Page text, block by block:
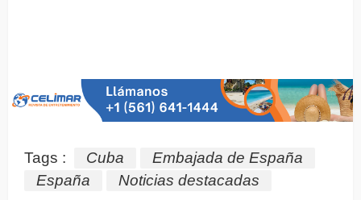
Tags : Cuba
Embajada de España
España
Noticias destacadas